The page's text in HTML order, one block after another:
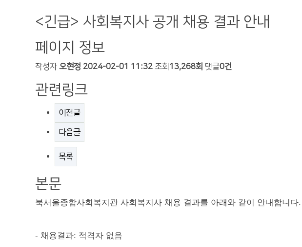
<긴급> 사회복지사 공개 채용 결과 안내
페이지 정보
작성자 오현정 2024-02-01 11:32 조회 13,268회 댓글0건
관련링크
이전글
다음글
목록
본문
북서울종합사회복지관 사회복지사 채용 결과를 아래와 같이 안내합니다.
- 채용결과: 적격자 없음